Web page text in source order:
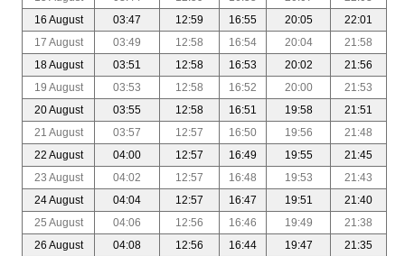
16 August
03:47 12:59 16:55 20:05
22:01
17 August
03:49 12:58 16:54 20:04
21:58
18 August
03:51 12:58 16:53 20:02
21:56
19 August
03:53 12:58 16:52 20:00
21:53
20 August
03:55 12:58 16:51 19:58
21:51
21 August
03:57 12:57 16:50 19:56
21:48
22 August
04:00 12:57 16:49 19:55
21:45
23 August
04:02 12:57 16:48 19:53
21:43
24 August
04:04 12:57 16:47 19:51
21:40
25 August
04:06 12:56 16:46 19:49
21:38
26 August
04:08 12:56 16:44 19:47
21:35